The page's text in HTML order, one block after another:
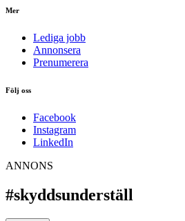
Mer
Lediga jobb
Annonsera
Prenumerera
Följ oss
Facebook
Instagram
LinkedIn
ANNONS
#skyddsunderställ